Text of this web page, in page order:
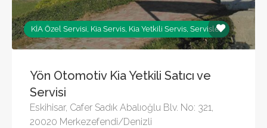
KİA Özel Servisi, Kia Servis, Kia Yetkili Servis, Servisler
Yön Otomotiv Kia Yetkili Satıcı ve
Servisi
Eskihisar, Cafer Sadık Abalıoğlu Blv. No: 321,
20020 Merkezefendi/Denizli